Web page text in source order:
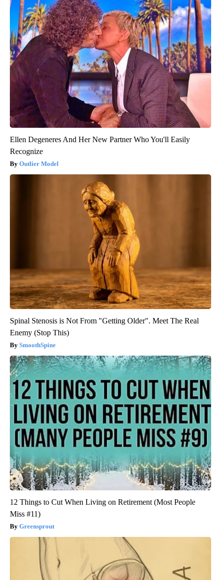
Ellen Degeneres And Her New Partner Who You'll Easily
Recognize
Outlier Model
Spinal Stenosis is Not From "Getting Older". Meet The Real
Enemy (Stop This)
SmoothSpine
12 Things to Cut When Living on Retirement (Most People
Miss #11)
Greensprout